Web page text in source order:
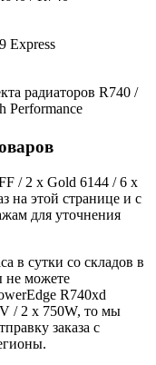
Express
радиаторов R740 /
Performance
/ 2 x Gold 6144 / 6 x
на этой странице и с
для уточнения
в сутки со складов в
не можете
R740xd
/ 2 x 750W, то мы
заказа с